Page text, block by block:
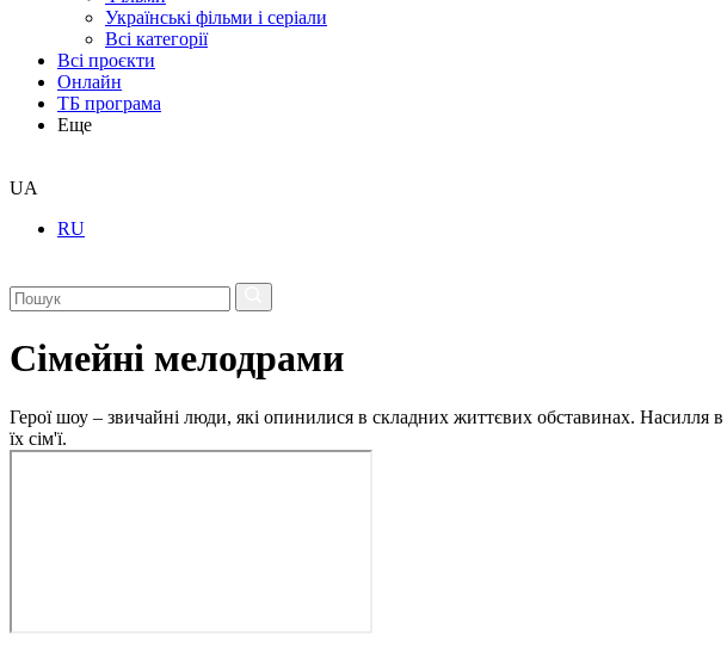
Українські фільми і серіали
Всі категорії
Всі проєкти
Онлайн
ТБ програма
Еще
UA
RU
Сімейні мелодрами
Герої шоу – звичайні люди, які опинилися в складних життєвих обставинах. Насилля
їх сім'ї.